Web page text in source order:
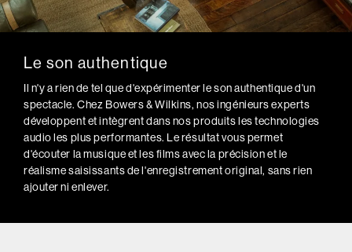
Le son authentique
Il n'y a rien de tel que d'expérimenter le son authentique d'un
spectacle. Chez Bowers & Wilkins, nos ingénieurs experts
développent et intègrent dans nos produits les technologies
audio les plus performantes. Le résultat vous permet
d'écouter la musique et les films avec la précision et le
réalisme saisissants de l'enregistrement original, sans rien
ajouter ni enlever.